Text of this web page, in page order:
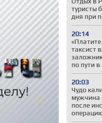
туристы
дня при
20:14
«Платите
таксист
по пути
20:03
Чудо
мужчина
после